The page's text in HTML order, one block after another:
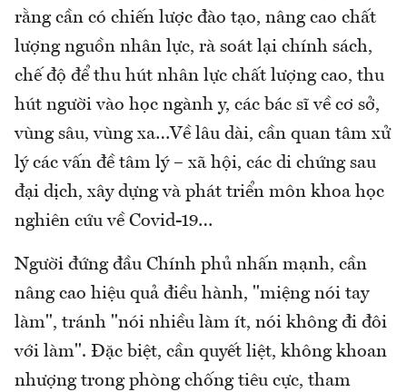
rằng cần có chiến lược đào tạo, nâng cao chất
lượng nguồn nhân lực, rà soát lại chính sách,
chế độ để thu hút nhân lực chất lượng cao, thu
hút người vào học ngành y, các bác sĩ về cơ sở,
vùng sâu, vùng xa…Về lâu dài, cần quan tâm xử
lý các vấn đề tâm lý – xã hội, các di chứng sau
đại dịch, xây dựng và phát triển môn khoa học
nghiên cứu về Covid-19…
Người đứng đầu Chính phủ nhấn mạnh, cần
nâng cao hiệu quả điều hành, "miệng nói tay
làm", tránh "nói nhiều làm ít, nói không đi đôi
với làm". Đặc biệt, cần quyết liệt, không khoan
nhượng trong phòng chống tiêu cực, tham